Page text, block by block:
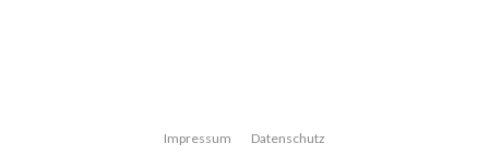
Impressum Datenschutz